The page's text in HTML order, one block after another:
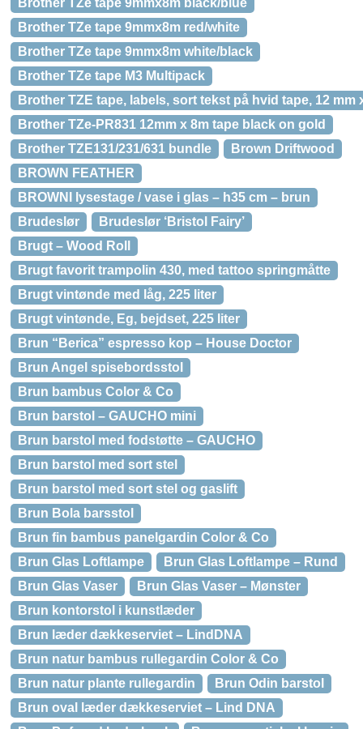
Brother TZe tape 9mmx8m black/blue
Brother TZe tape 9mmx8m red/white
Brother TZe tape 9mmx8m white/black
Brother TZe tape M3 Multipack
Brother TZE tape, labels, sort tekst på hvid tape, 12 mm
Brother TZe-PR831 12mm x 8m tape black on gold
Brother TZE131/231/631 bundle
Brown Driftwood
BROWN FEATHER
BROWNI lysestage / vase i glas – h35 cm – brun
Brudeslør
Brudeslør ‘Bristol Fairy’
Brugt – Wood Roll
Brugt favorit trampolin 430, med tattoo springmåtte
Brugt vintønde med låg, 225 liter
Brugt vintønde, Eg, bejdset, 225 liter
Brun “Berica” espresso kop – House Doctor
Brun Angel spisebordsstol
Brun bambus Color & Co
Brun barstol – GAUCHO mini
Brun barstol med fodstøtte – GAUCHO
Brun barstol med sort stel
Brun barstol med sort stel og gaslift
Brun Bola barsstol
Brun fin bambus panelgardin Color & Co
Brun Glas Loftlampe
Brun Glas Loftlampe – Rund
Brun Glas Vaser
Brun Glas Vaser – Mønster
Brun kontorstol i kunstlæder
Brun læder dækkeserviet – LindDNA
Brun natur bambus rullegardin Color & Co
Brun natur plante rullegardin
Brun Odin barstol
Brun oval læder dækkeserviet – Lind DNA